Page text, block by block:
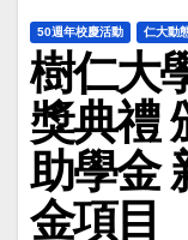
50週年校慶活動 仁大動
樹仁大
獎典禮
助學金
金項目